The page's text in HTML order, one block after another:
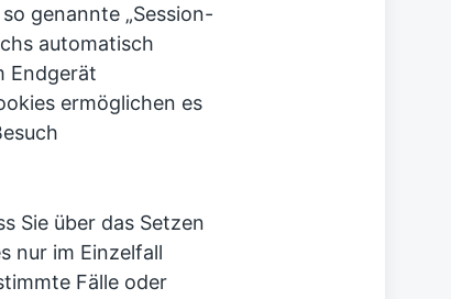
genannte „Session-
automatisch
Endgerät
ermöglichen es
Sie über das Setzen
nur im Einzelfall
Fälle oder